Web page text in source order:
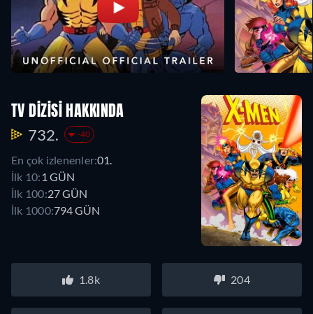
TV DIZISI HAKKINDA
732. -40
En çok izlenenler:01.
İlk 10: 1 GÜN
İlk 100:27 GÜN
İlk 1000:794 GÜN
1.8k 204